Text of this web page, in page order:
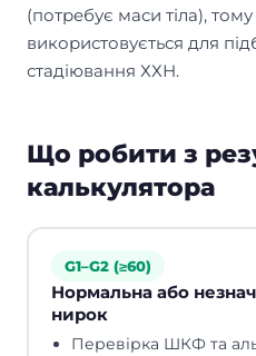
(потребує маси тіла),
використовується для
стадіювання ХХН.
Що робити з
калькулятора
G1–G2 (≥60)
Нормальна або
нирок
Перевірка ШКФ та